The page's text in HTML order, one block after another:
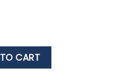
quantity
CART